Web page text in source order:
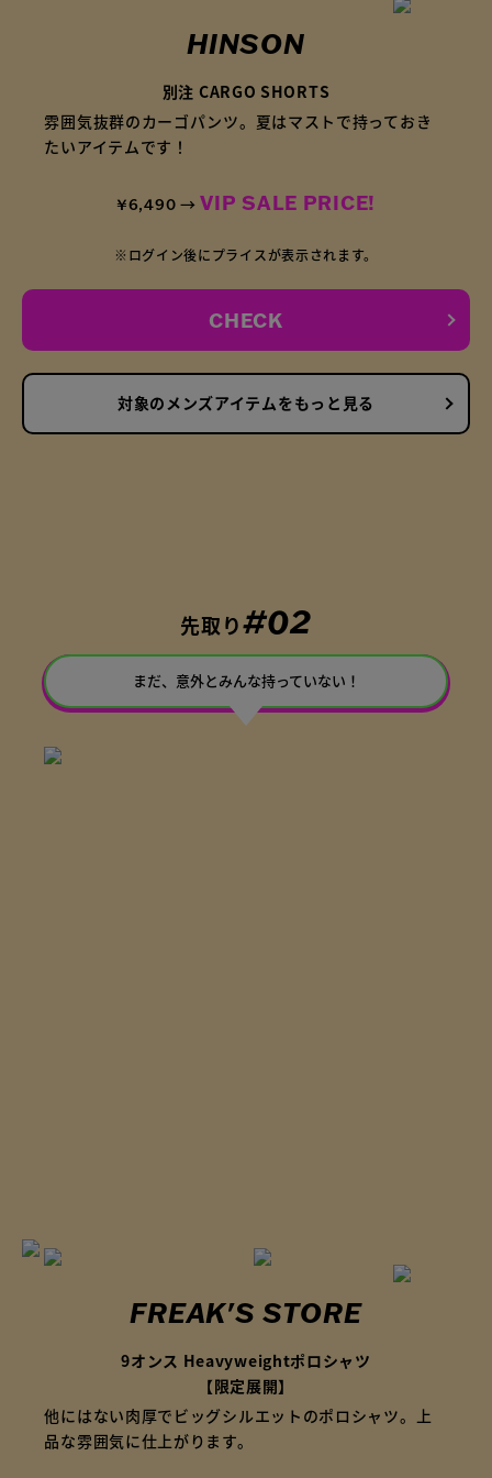
HINSON
別注 CARGO SHORTS
雰囲気抜群のカーゴパンツ。夏はマストで持っておき
たいアイテムです！
¥6,490 →VIP SALE PRICE!
※ログイン後にプライスが表示されます。
CHECK
対象のメンズアイテムをもっと見る
先取り#02
まだ、意外とみんな持っていない！
FREAK'S STORE
9オンス Heavyweightポロシャツ
【限定展開】
他にはない肉厚でビッグシルエットのポロシャツ。上
品な雰囲気に仕上がります。